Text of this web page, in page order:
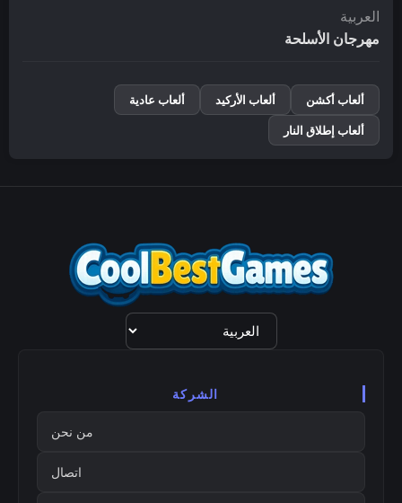
العربية
مهرجان الأسلحة
ألعاب أكشن ألعاب الأركيد ألعاب عادية
ألعاب إطلاق النار
اختيار
اللغة
الشركة
من نحن
اتصال